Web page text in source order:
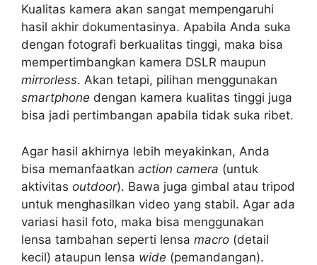
Kualitas kamera akan sangat mempengaruhi
hasil akhir dokumentasinya. Apabila Anda suka
dengan fotografi berkualitas tinggi, maka bisa
mempertimbangkan kamera DSLR maupun
mirrorless. Akan tetapi, pilihan menggunakan
smartphone dengan kamera kualitas tinggi juga
bisa jadi pertimbangan apabila tidak suka ribet.
Agar hasil akhirnya lebih meyakinkan, Anda
bisa memanfaatkan action camera (untuk
aktivitas outdoor). Bawa juga gimbal atau tripod
untuk menghasilkan video yang stabil. Agar ada
variasi hasil foto, maka bisa menggunakan
lensa tambahan seperti lensa macro (detail
kecil) ataupun lensa wide (pemandangan).